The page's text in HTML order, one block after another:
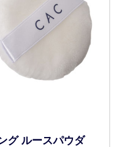
グ ルースパウダ